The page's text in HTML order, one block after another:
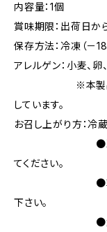
内容量：1個
賞味期限：出荷日か
保存方法：冷凍（－
アレルゲン：小麦、卵
※本製品はくる
しています。
お召し上がり方：冷
●冷蔵庫（
てください。
●乾燥防止の
下さい。
●解凍後は冷